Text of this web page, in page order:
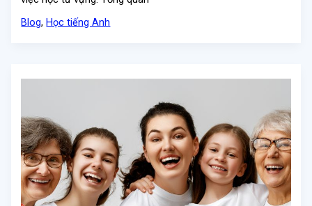
Blog,Học tiếng Anh